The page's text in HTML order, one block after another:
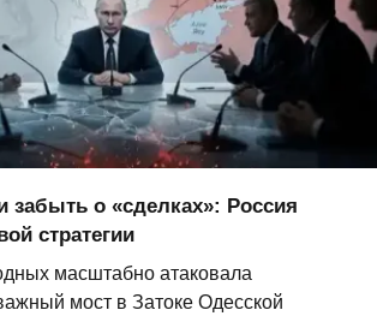
забыть о «сделках»: Россия
стратегии
масштабно атаковала
мост в Затоке Одесской